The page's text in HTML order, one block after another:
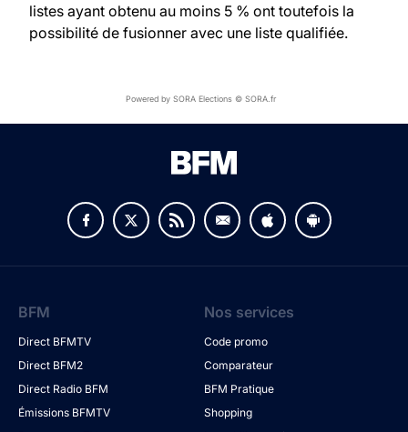
listes ayant obtenu au moins 5 % ont toutefois la
possibilité de fusionner avec une liste qualifiée.
Powered by SORA Elections © SORA.fr
BFM
Direct BFMTV
Direct BFM2
Direct Radio BFM
Émissions BFMTV
Nos services
Code promo
Comparateur
BFM Pratique
Shopping